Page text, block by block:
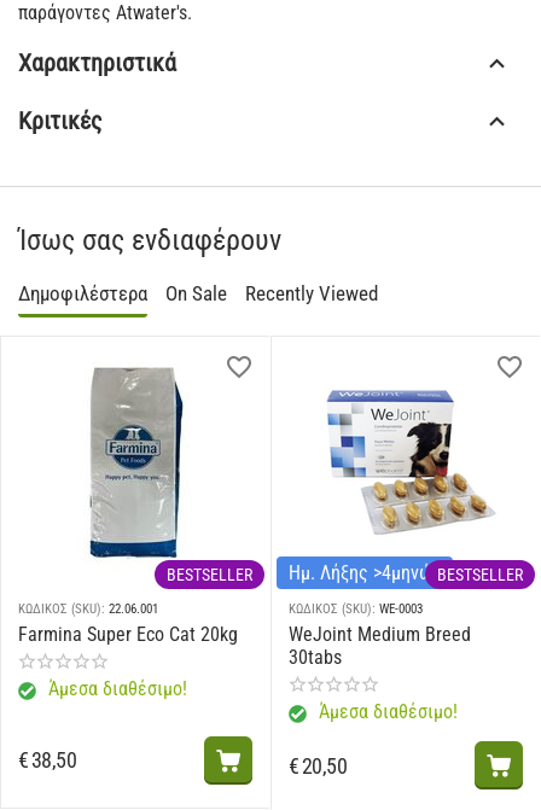
παράγοντες Atwater's.
Χαρακτηριστικά
Κριτικές
Ίσως σας ενδιαφέρουν
Δημοφιλέστερα On Sale Recently Viewed
BESTSELLER
ΚΩΔΙΚΟΣ (SKU): 22.06.001
Farmina Super Eco Cat 20kg
Άμεσα διαθέσιμο!
€38,50
Ημ. Λήξης >4μηνώνBESTSELLER
ΚΩΔΙΚΟΣ (SKU): WE-0003
WeJoint Medium Breed
30tabs
Άμεσα διαθέσιμο!
€20,50